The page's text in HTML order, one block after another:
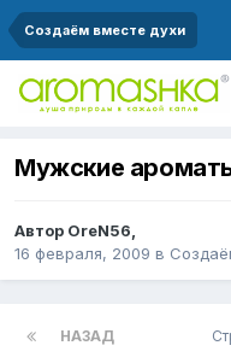
Создаём вместе духи
Мужские
Автор OreN56,
16 февраля, 2009 в
НАЗАД